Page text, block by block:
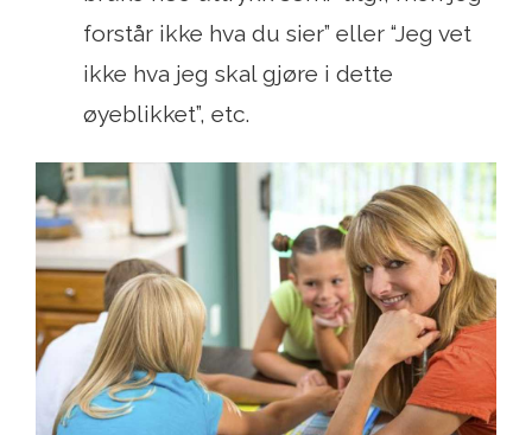
forstår ikke hva du sier” eller “Jeg vet
ikke hva jeg skal gjøre i dette
øyeblikket”, etc.